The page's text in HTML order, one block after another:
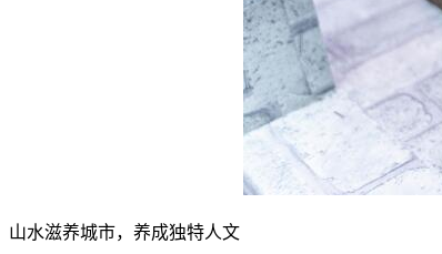
山水滋养城市，养成独特人文